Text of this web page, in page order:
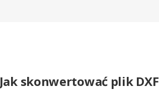
Jak skonwertować plik DXF